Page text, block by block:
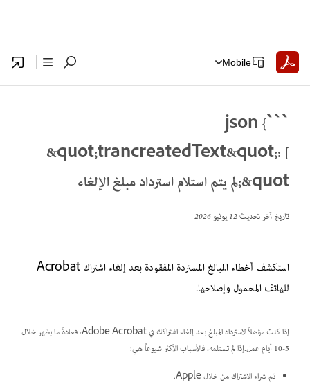
Mobile
```json {
&quot;trancreatedText&quot;: [
&quot;لم يتم استلام استرداد مبلغ الإلغاء
تاريخ آخر تحديث12 يونيو 2026
استكشف أخطاء المبالغ المستردة المفقودة بعد إلغاء اشتراك Acrobat
للهاتف المحمول وإصلاحها.
إذا كنت مؤهلاً لاسترداد المبلغ بعد إلغاء اشتراكك في Adobe Acrobat، فعادةً ما يظهر خلال
5-10 أيام عمل.إذا لم تستلمه، فالأسباب الأكثر شيوعاً هي:
تم شراء الاشتراك من خلال Apple.